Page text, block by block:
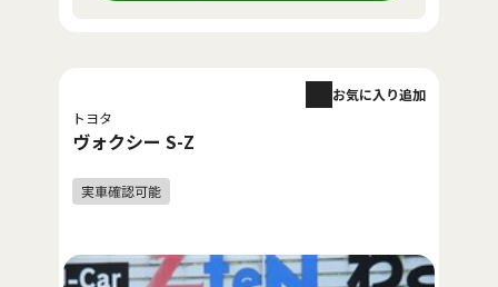
トヨタ
ヴォクシー S-Z
お気に入り追加